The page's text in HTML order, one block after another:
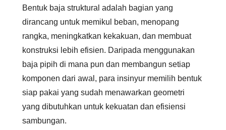
Bentuk baja struktural adalah bagian yang
dirancang untuk memikul beban, menopang
rangka, meningkatkan kekakuan, dan membuat
konstruksi lebih efisien. Daripada menggunakan
baja pipih di mana pun dan membangun setiap
komponen dari awal, para insinyur memilih bentuk
siap pakai yang sudah menawarkan geometri
yang dibutuhkan untuk kekuatan dan efisiensi
sambungan.